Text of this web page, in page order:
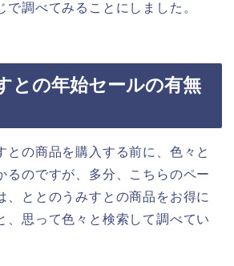
で調べてみることにしました。
との年始セールの有無
との商品を購入する前に、色々と
るのですが、多分、こちらのペー
、ととのうみすとの商品をお得に
、思って色々と検索して調べてい